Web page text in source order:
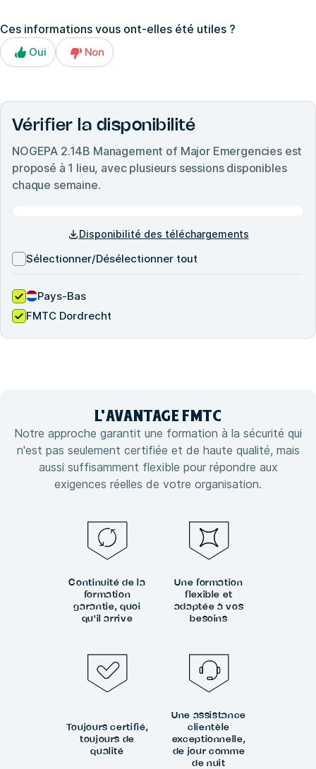
Ces informations vous ont-elles été utiles ?
Oui Non
Vérifier la disponibilité
NOGEPA 2.14B Management of Major Emergenciesest
proposé à 1 lieu, avec plusieurs sessions disponibles
chaque semaine.
Disponibilité des téléchargements
Sélectionner/Désélectionner tout
Pays-Bas
FMTC Dordrecht
L'AVANTAGE FMTC
Notre approche garantit une formation à la sécurité qui
n'est pas seulement certifiée et de haute qualité, mais
aussi suffisamment flexible pour répondre aux
exigences réelles de votre organisation.
Continuité de la
formation
garantie, quoi
qu'il arrive
Une formation
flexible et
adaptée à vos
besoins
Toujours certifié,
toujours de
qualité
Une assistance
clientèle
exceptionnelle,
de jour comme
de nuit